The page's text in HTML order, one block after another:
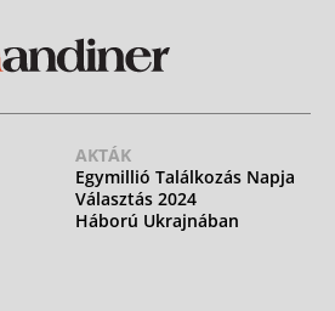
AKTÁK
Egymillió Találkozás Napja
Választás 2024
Háború Ukrajnában